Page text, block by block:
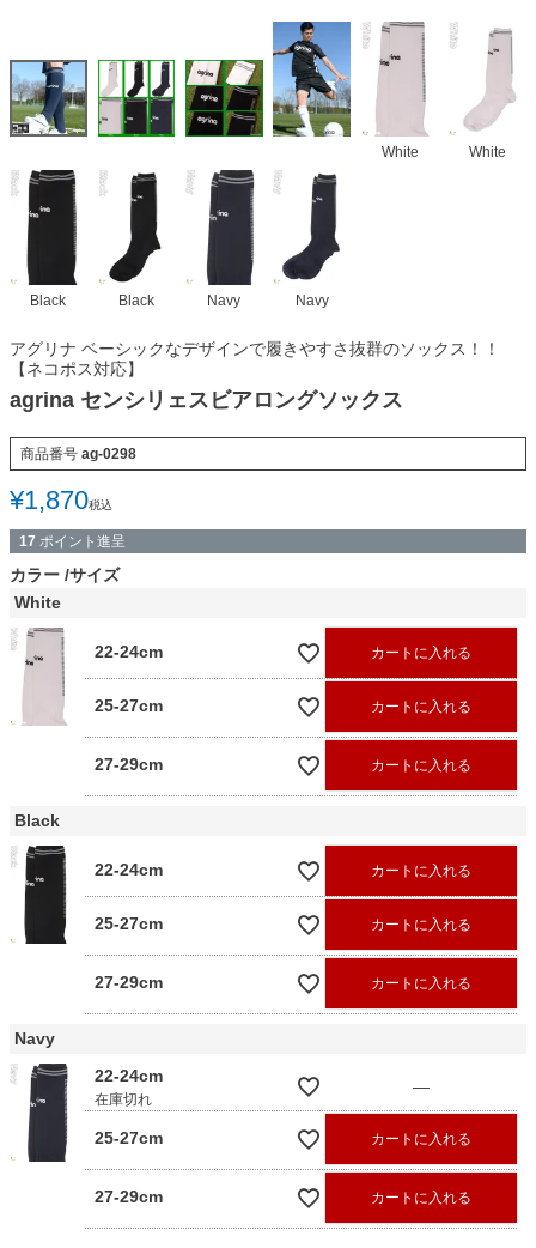
White White
Black Black Navy Navy
アグリナ ベーシックなデザインで履きやすさ抜群のソックス！！
【ネコポス対応】
agrina センシリェスビアロングソックス
商品番号 ag-0298
¥1,870税込
17 ポイント進呈
カラー サイズ
White
22-24cm カートに入れる
25-27cm カートに入れる
27-29cm カートに入れる
Black
22-24cm カートに入れる
25-27cm カートに入れる
27-29cm カートに入れる
Navy
22-24cm
在庫切れ
—
25-27cm カートに入れる
27-29cm カートに入れる